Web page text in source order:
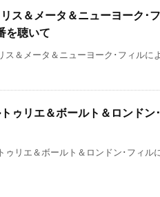
ス＆メータ＆ニューヨーク･
を聴いて
ス＆メータ＆ニューヨーク･フィルに
トゥリエ＆ボールト＆ロンド
ゥリエ＆ボールト＆ロンドン･フィ